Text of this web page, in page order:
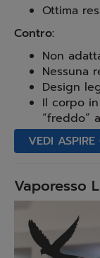
Ottima
Contro:
Non
Nessuna
Design
Il corpo
“freddo”
VEDI ASPIRE
Vaporesso